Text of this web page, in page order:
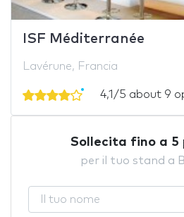
ISF Méditerranée
Lavérune, Francia
4,1/5 about 9
Sollecita fino a 5
per il tuo stand a